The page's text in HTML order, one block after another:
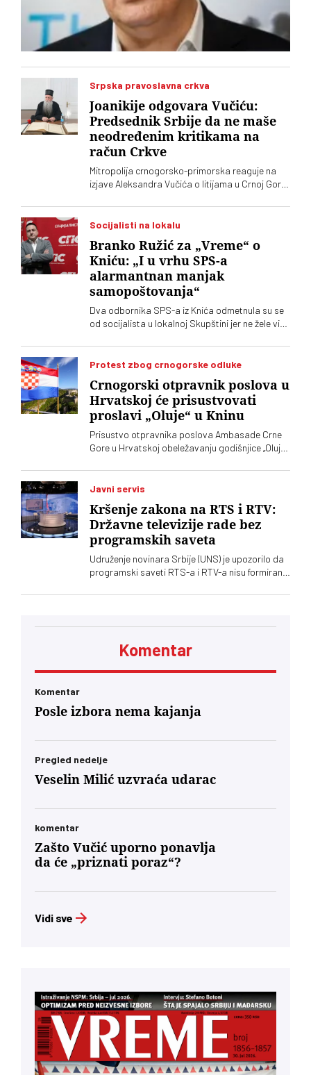
Srpska pravoslavna crkva
Joanikije odgovara Vučiću:
Predsednik Srbije da ne maše
neodređenim kritikama na
račun Crkve
Mitropolija crnogorsko-primorska reaguje na
izjave Aleksandra Vučića o litijama u Crnoj Gori
Socijalisti na lokalu
Branko Ružić za „Vreme“ o
Kniću: „I u vrhu SPS-a
alarmantnan manjak
samopoštovanja“
Dva odbornika SPS-a iz Knića odmetnula su se
od socijalista u lokalnoj Skupštini jer ne žele više
naprednjacima. Jedan od njih kaže za „Vreme“
da je „SNS u Kniću nasilna skupina
ikada više, da sarađuju. Branko Ružić za
„Vreme“ kaže da je alarmantno da tendencije
odricanja od izvornih principa i mazohizma
postoje ne samo na lokalu, već i u samom vrhu
SPS-a
Protest zbog crnogorske odluke
Crnogorski otpravnik poslova u
Hrvatskoj će prisustvovati
proslavi „Oluje“ u Kninu
Prisustvo otpravnika poslova Ambasade Crne
Gore u Hrvatskoj obeležavanju godišnjice „Oluje“
Vučić je poručio da je reč o proslavi zločina
počinjenih nad srpskim narodom
Javni servis
Kršenje zakona na RTS i RTV:
Državne televizije rade bez
programskih saveta
Udruženje novinara Srbije (UNS) je upozorilo da
programski saveti RTS-a i RTV-a nisu formirani
čega se postavlja pitanje poštovanja zakonskih
kontrole javnih medijskih servisa
Komentar
Komentar
Posle izbora nema kajanja
Pregled nedelje
Veselin Milić uzvraća udarac
komentar
Zašto Vučić uporno ponavlja
da će „priznati poraz“?
Vidi sve